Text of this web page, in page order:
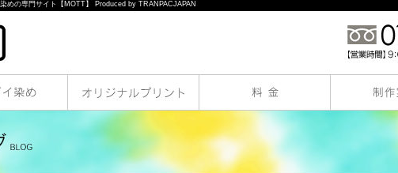
めの専門サイト【MOTT】 Produced by TRANPACJAPAN